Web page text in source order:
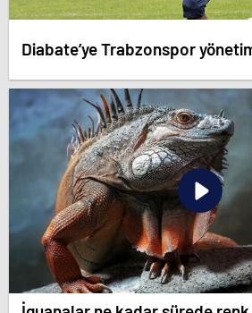
Diabate’ye Trabzonspor